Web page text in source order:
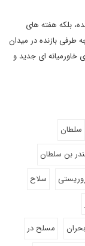
بلکه هفته های
بازنده در میدان
خاورمیانه ای جدید و
سلطان
بن سلطان
سلاح
بحران
مسلح در